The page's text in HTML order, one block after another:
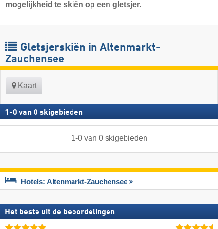
mogelijkheid te skiën op een gletsjer.
Gletsjerskiën in Altenmarkt-
Zauchensee
Kaart
1 -0 van 0 skigebieden
1-0van 0 skigebieden
Hotels: Altenmarkt-Zauchensee
Het beste uit de beoordelingen